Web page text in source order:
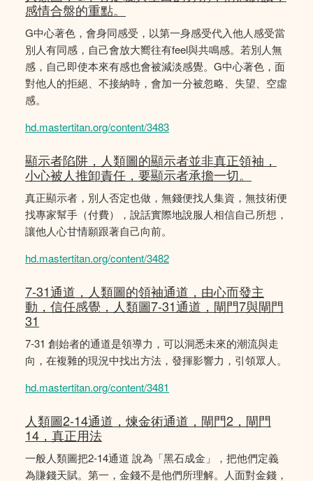
感情合盤的重點。
G中心著色，會身同感受，以第一身感受代入他人感受當
別人有同感，自己會放大嚮往有feel與共鳴感。若別人無
感，自己即使本來有感也會被減淡感覺。G中心著色，面
對他人的拒絕、不接納時，會加一分被忽略、失望、空虛
感。
hd.mastertitan.org/content/3483
顯示者陷阱，人類圖的顯示者並非真正領袖，
小心被人推卸責任，要顯示者承擔一切。
真正顯示者，別人否定也做，無錢便找人集資，無技術便
找專家幫手（付費），說話實際地說服人相信自己所想，
讓他人心甘情願跟著自己向前。
hd.mastertitan.org/content/3482
7-31通道，人類圖的領袖通道，由心而發主
動，信任感覺，人類圖7-31通道，閘門7與閘門
31
7-31 創始者的通道是領導力，可以洞悉未來的潮流與走
向，在複雜的現況中找出方法，發揮影響力，引領眾人。
hd.mastertitan.org/content/3481
人類圖2-14通道，煉金術通道，閘門2，閘門
14，真正用法
一般人類圖把2-14通道 說為「黑石成金」，把他們定義
為賺錢天賦。第一，金錢不是他們所理解。人面對金錢，